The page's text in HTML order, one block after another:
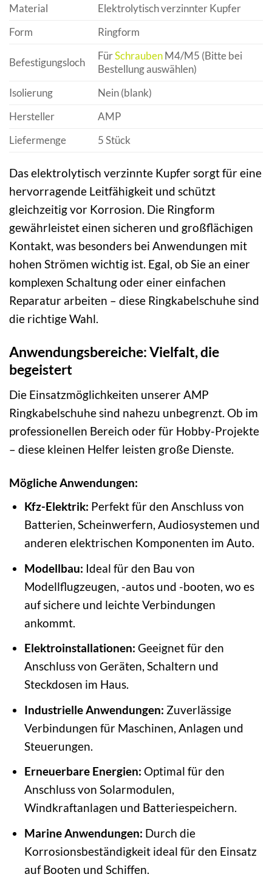
Material
Elektrolytisch verzinnter Kupfer
Form
Ringform
Befestigungsloch
FürSchraubenM4/M5 (Bitte bei
Bestellung auswählen)
Isolierung
Nein (blank)
Hersteller
AMP
Liefermenge
5 Stück
Das elektrolytisch verzinnte Kupfer sorgt für eine
hervorragende Leitfähigkeit und schützt
gleichzeitig vor Korrosion. Die Ringform
gewährleistet einen sicheren und großflächigen
Kontakt, was besonders bei Anwendungen mit
hohen Strömen wichtig ist. Egal, ob Sie an einer
komplexen Schaltung oder einer einfachen
Reparatur arbeiten – diese Ringkabelschuhe sind
die richtige Wahl.
Anwendungsbereiche: Vielfalt, die
begeistert
Die Einsatzmöglichkeiten unserer AMP
Ringkabelschuhe sind nahezu unbegrenzt. Ob im
professionellen Bereich oder für Hobby-Projekte
– diese kleinen Helfer leisten große Dienste.
Mögliche Anwendungen:
Kfz-Elektrik: Perfekt für den Anschluss von
Batterien, Scheinwerfern, Audiosystemen und
anderen elektrischen Komponenten im Auto.
Modellbau: Ideal für den Bau von
Modellflugzeugen, -autos und -booten, wo es
auf sichere und leichte Verbindungen
ankommt.
Elektroinstallationen: Geeignet für den
Anschluss von Geräten, Schaltern und
Steckdosen im Haus.
Industrielle Anwendungen: Zuverlässige
Verbindungen für Maschinen, Anlagen und
Steuerungen.
Erneuerbare Energien: Optimal für den
Anschluss von Solarmodulen,
Windkraftanlagen und Batteriespeichern.
Marine Anwendungen: Durch die
Korrosionsbeständigkeit ideal für den Einsatz
auf Booten und Schiffen.